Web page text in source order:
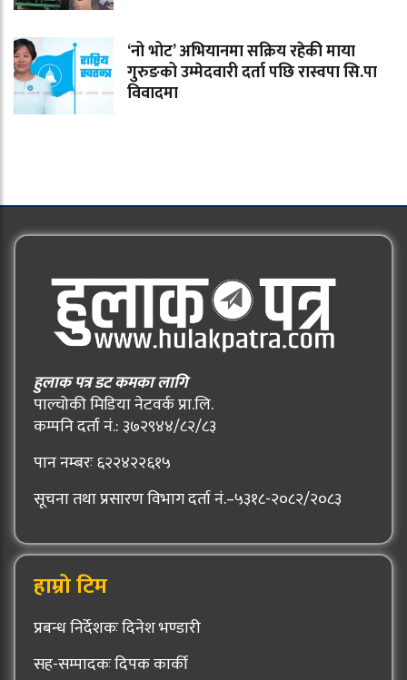
‘नो भोट’ अभियानमा सक्रिय रहेकी माया
गुरुङको उम्मेदवारी दर्ता पछि रास्वपा सि.पा
विवादमा
हुलाक पत्र डट कमका लागि
पाल्चोकी मिडिया नेटवर्क प्रा.लि.
कम्पनि दर्ता नं.: ३७२९४४/८२/८३
पान नम्बरः ६२२४२२६१५
सूचना तथा प्रसारण विभाग दर्ता नं.–५३१८-२०८२/२०८३
हाम्रो टिम
प्रबन्ध निर्देशकः दिनेश भण्डारी
सह-सम्पादकः दिपक कार्की